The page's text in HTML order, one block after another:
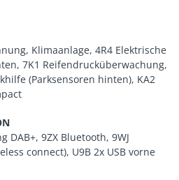
Klimaanlage, 4R4 Elektrische
7K1 Reifendrucküberwachung,
(Parksensoren hinten), KA2
DAB+, 9ZX Bluetooth, 9WJ
connect), U9B 2x USB vorne